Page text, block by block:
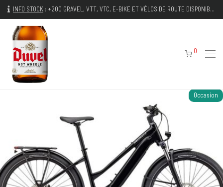
INFO STOCK : +200 GRAVEL, VTT, VTC, E-BIKE ET VÉLOS DE ROUTE DISPONIBLES IMMÉDIATEMENT
0
Occasion